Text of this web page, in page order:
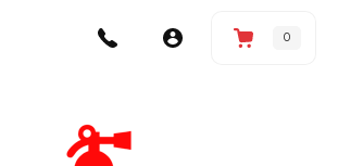
0